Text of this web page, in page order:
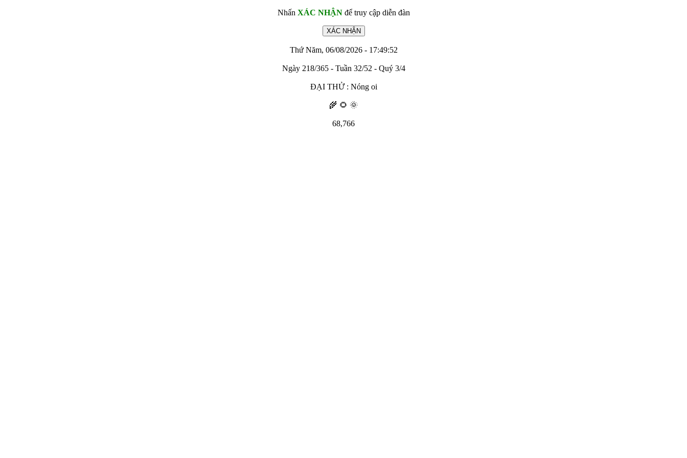
Nhấn XÁC NHẬNđể truy cập diễn đàn
Thứ Năm, 06/08/2026 - 17:49:52
Ngày 218/365 - Tuần 32/52 - Quý 3/4
ĐẠI THỬ : Nóng oi
🌾 🌻 🌞
68,766